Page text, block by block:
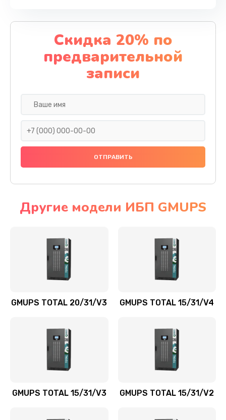
Скидка 20% по
предварительной
записи
Другие модели ИБП GMUPS
GMUPS TOTAL 20/31/V3 GMUPS TOTAL 15/31/V4
GMUPS TOTAL 15/31/V3 GMUPS TOTAL 15/31/V2